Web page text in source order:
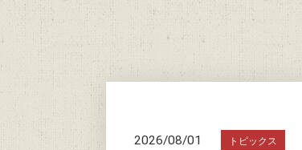
2026/08/01 トピックス